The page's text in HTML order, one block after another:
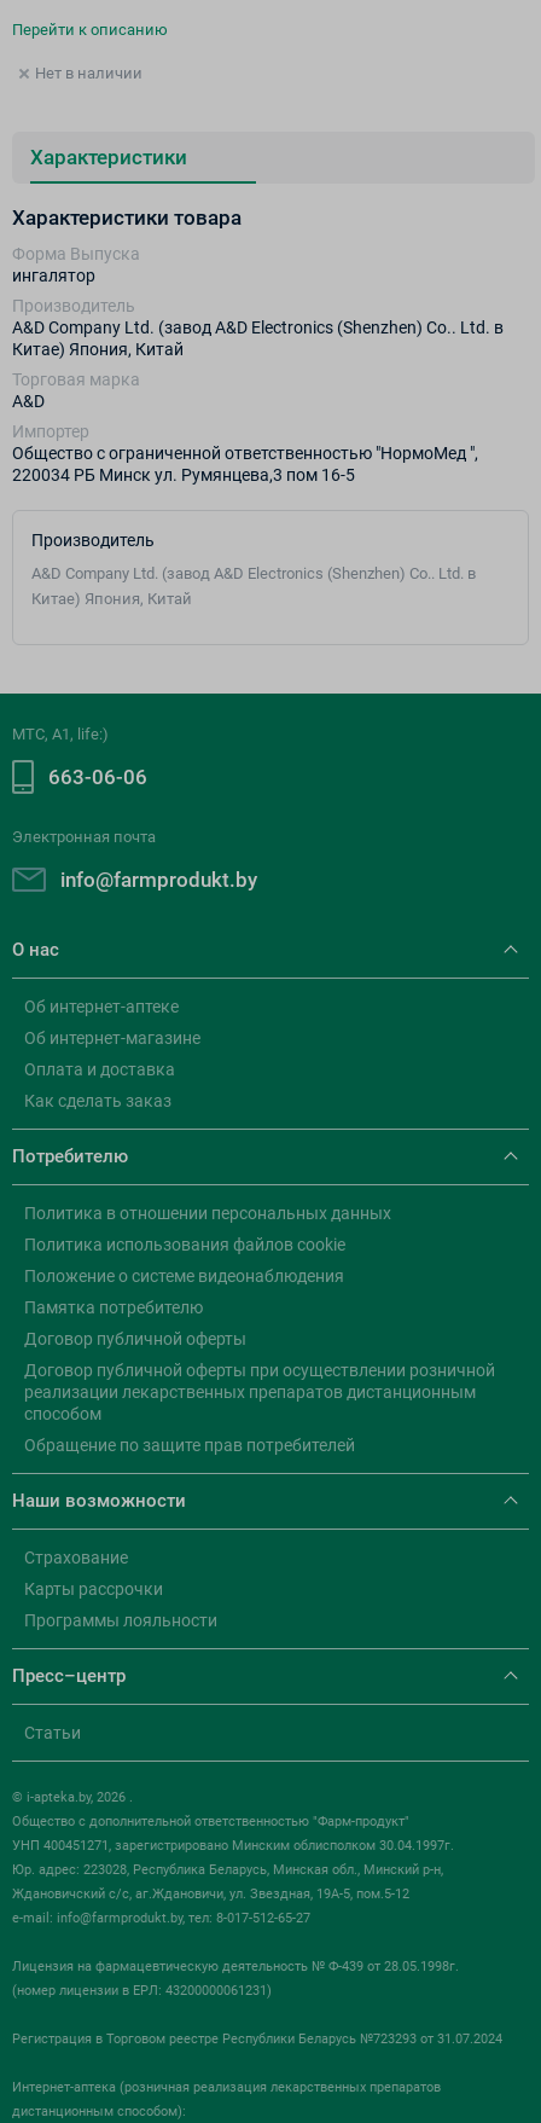
Перейти к описанию
Нет в наличии
Характеристики
Характеристики товара
Форма Выпуска
ингалятор
Производитель
A&D Company Ltd. (завод A&D Electronics (Shenzhen) Co.. Ltd. в
Китае) Япония, Китай
Торговая марка
A&D
Импортер
Общество с ограниченной ответственностью "НормоМед ",
220034 РБ Минск ул. Румянцева,3 пом 16-5
Производитель
A&D Company Ltd. (завод A&D Electronics (Shenzhen) Co.. Ltd. в
Китае) Япония, Китай
МТС, A1, life:)
663-06-06
Электронная почта
info@farmprodukt.by
О нас
Об интернет-аптеке
Об интернет-магазине
Оплата и доставка
Как сделать заказ
Потребителю
Политика в отношении персональных данных
Политика использования файлов cookie
Положение о системе видеонаблюдения
Памятка потребителю
Договор публичной оферты
Договор публичной оферты при осуществлении розничной
реализации лекарственных препаратов дистанционным
способом
Обращение по защите прав потребителей
Наши возможности
Страхование
Карты рассрочки
Программы лояльности
Пресс–центр
Статьи
© i-apteka.by, 2026 .
Общество с дополнительной ответственностью "Фарм-продукт"
УНП 400451271, зарегистрировано Минским облисполком 30.04.1997г.
Юр. адрес: 223028, Республика Беларусь, Минская обл., Минский р-н,
Ждановичский с/с, аг.Ждановичи, ул. Звездная, 19А-5, пом.5-12
e-mail: info@farmprodukt.by, тел: 8-017-512-65-27
Лицензия на фармацевтическую деятельность № Ф-439 от 28.05.1998г.
(номер лицензии в ЕРЛ: 43200000061231)
Регистрация в Торговом реестре Республики Беларусь №723293 от 31.07.2024
Интернет-аптека (розничная реализация лекарственных препаратов
дистанционным способом):